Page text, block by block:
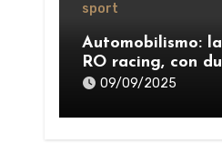
sport
Automobilismo:
RO racing, con
successi,
09/09/2025